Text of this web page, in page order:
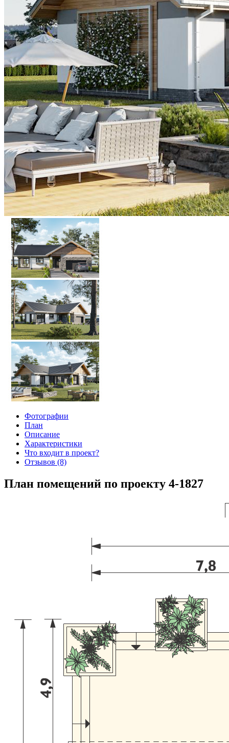
Фотографии
План
Описание
Характеристики
Что входит в проект?
Отзывов (8)
План помещений по проекту 4-1827